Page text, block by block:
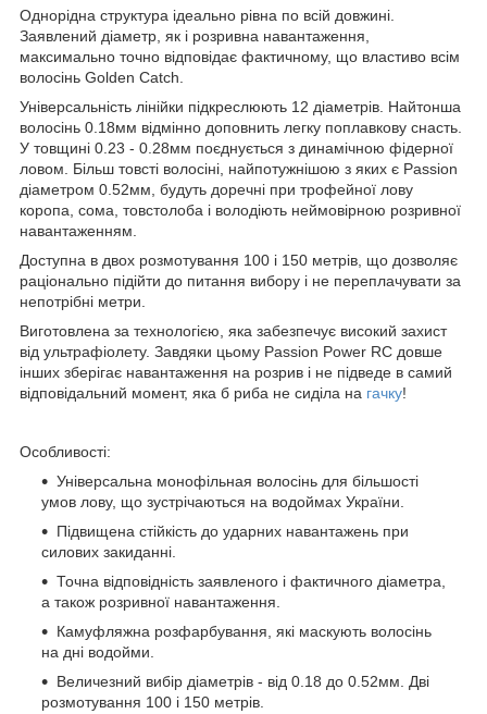
Однорідна структура ідеально рівна по всій довжині.
Заявлений діаметр, як і розривна навантаження,
максимально точно відповідає фактичному, що властиво всім
волосінь Golden Catch.
Універсальність лінійки підкреслюють 12 діаметрів. Найтонша
волосінь 0.18мм відмінно доповнить легку поплавкову снасть.
У товщині 0.23 - 0.28мм поєднується з динамічною фідерної
ловом. Більш товсті волосіні, найпотужнішою з яких є Passion
діаметром 0.52мм, будуть доречні при трофейної лову
коропа, сома, товстолоба і володіють неймовірною розривної
навантаженням.
Доступна в двох розмотування 100 і 150 метрів, що дозволяє
раціонально підійти до питання вибору і не переплачувати за
непотрібні метри.
Виготовлена за технологією, яка забезпечує високий захист
від ультрафіолету. Завдяки цьому Passion Power RC довше
інших зберігає навантаження на розрив і не підведе в самий
відповідальний момент, яка б риба не сиділа на гачку!
Особливості:
Універсальна монофільная волосінь для більшості
умов лову, що зустрічаються на водоймах України.
Підвищена стійкість до ударних навантажень при
силових закиданні.
Точна відповідність заявленого і фактичного діаметра,
а також розривної навантаження.
Камуфляжна розфарбування, які маскують волосінь
на дні водойми.
Величезний вибір діаметрів - від 0.18 до 0.52мм. Дві
розмотування 100 і 150 метрів.